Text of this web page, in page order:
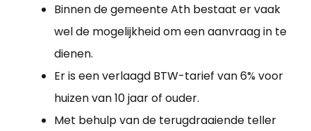
Binnen de gemeente Ath bestaat er vaak
wel de mogelijkheid om een aanvraag in te
dienen.
Er is een verlaagd BTW-tarief van 6% voor
huizen van 10 jaar of ouder.
Met behulp van de terugdraaiende teller